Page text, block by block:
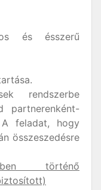
és ésszerű
rendszerbe
partnerenként-
feladat, hogy
összeszedésre
történő